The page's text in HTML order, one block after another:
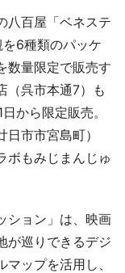
八百屋「ベネステ
6種類のパッケ
数量限定で販売す
（呉市本通7）も
から限定販売。
市市宮島町）
ボもみじまんじゅ
ション」は、映画
が巡りできるデジ
ップを活用し、